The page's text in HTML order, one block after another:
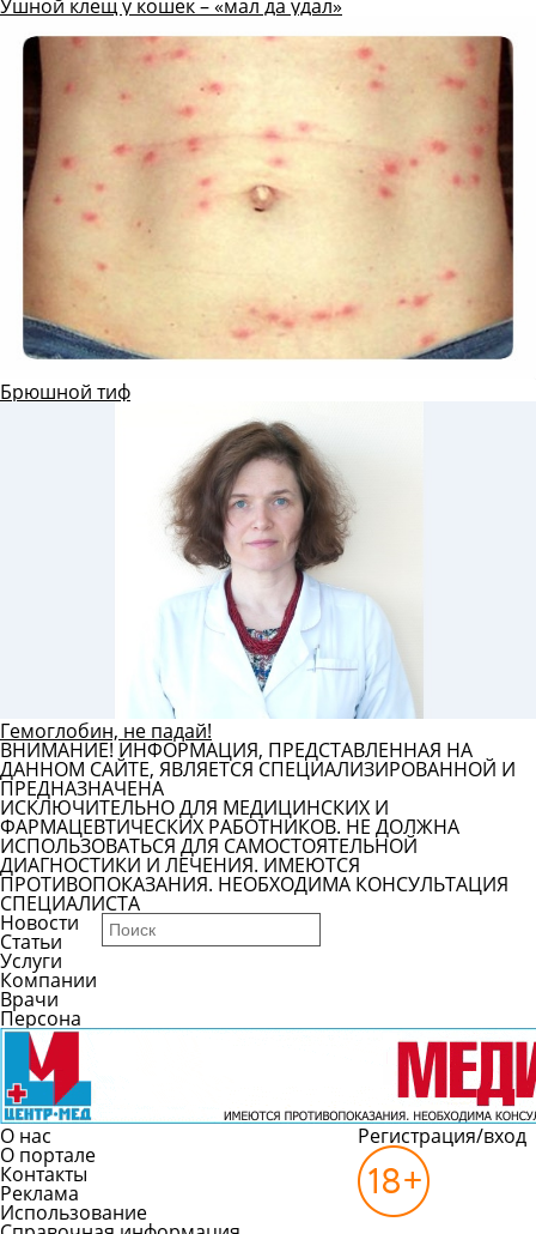
Ушной клещ у кошек – «мал да удал»
Брюшной тиф
Гемоглобин, не падай!
ВНИМАНИЕ! ИНФОРМАЦИЯ, ПРЕДСТАВЛЕННАЯ НА
ДАННОМ САЙТЕ, ЯВЛЯЕТСЯ СПЕЦИАЛИЗИРОВАННОЙ И
ПРЕДНАЗНАЧЕНА
ИСКЛЮЧИТЕЛЬНО ДЛЯ МЕДИЦИНСКИХ И
ФАРМАЦЕВТИЧЕСКИХ РАБОТНИКОВ. НЕ ДОЛЖНА
ИСПОЛЬЗОВАТЬСЯ ДЛЯ САМОСТОЯТЕЛЬНОЙ
ДИАГНОСТИКИ И ЛЕЧЕНИЯ. ИМЕЮТСЯ
ПРОТИВОПОКАЗАНИЯ. НЕОБХОДИМА КОНСУЛЬТАЦИЯ
СПЕЦИАЛИСТА
Новости
Статьи
Услуги
Компании
Врачи
Персона
О нас
О портале
Контакты
Реклама
Использование
Регистрация/вход